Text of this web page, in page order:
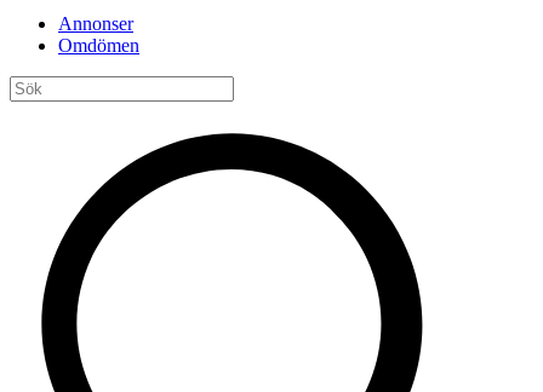
Annonser
Omdömen